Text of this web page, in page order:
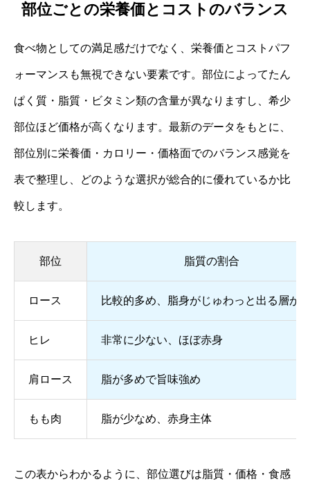
部位ごとの栄養価とコストのバランス
食べ物としての満足感だけでなく、栄養価とコストパフ
ォーマンスも無視できない要素です。部位によってたん
ぱく質・脂質・ビタミン類の含量が異なりますし、希少
部位ほど価格が高くなります。最新のデータをもとに、
部位別に栄養価・カロリー・価格面でのバランス感覚を
表で整理し、どのような選択が総合的に優れているか比
較します。
部位 脂質の割合
ロース 比較的多め、脂身がじゅわっと出る層が
ヒレ 非常に少ない、ほぼ赤身
肩ロース 脂が多めで旨味強め
もも肉 脂が少なめ、赤身主体
この表からわかるように、部位選びは脂質・価格・食感